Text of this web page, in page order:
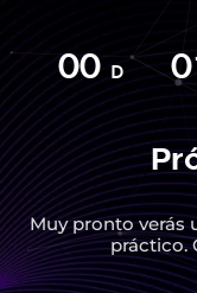
00 D
Muy pronto verás
práctico.